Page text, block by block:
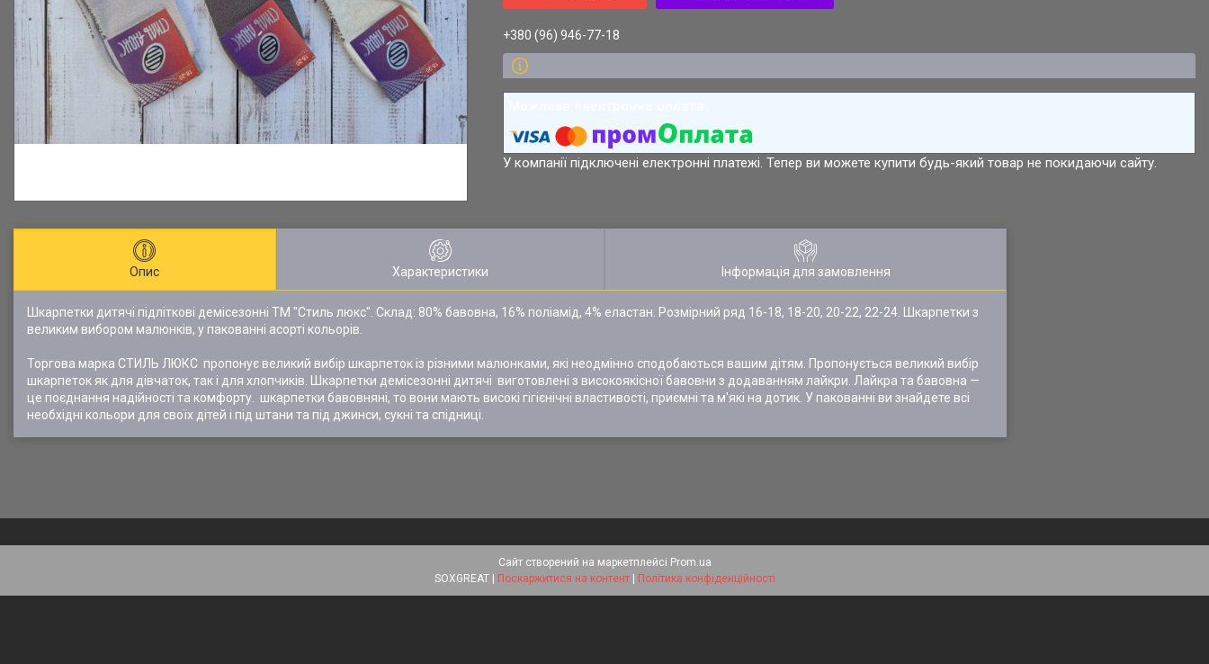
+380 (96) 946-77-18
У компанії підключені електронні платежі. Тепер ви можете купити будь-який товар не покидаючи сайту.
Опис Характеристики Інформація для замовлення
Шкарпетки дитячі підліткові демісезонні ТМ "Стиль люкс". Склад: 80% бавовна, 16% поліамід, 4% еластан. Розмірний ряд 16-18, 18-20, 20-22, 22-24. Шкарпетки з
великим вибором малюнків, у пакованні асорті кольорів.
Торгова марка СТИЛЬ ЛЮКС пропонує великий вибір шкарпеток із різними малюнками, які неодмінно сподобаються вашим дітям. Пропонується великий вибір
шкарпеток як для дівчаток, так і для хлопчиків. Шкарпетки демісезонні дитячі виготовлені з високоякісної бавовни з додаванням лайкри. Лайкра та бавовна —
це поєднання надійності та комфорту. шкарпетки бавовняні, то вони мають високі гігієнічні властивості, приємні та м'які на дотик. У пакованні ви знайдете всі
необхідні кольори для своїх дітей і під штани та під джинси, сукні та спідниці.
Сайт створений на маркетплейсі Prom.ua
Поскаржитися на контент Політика конфіденційності